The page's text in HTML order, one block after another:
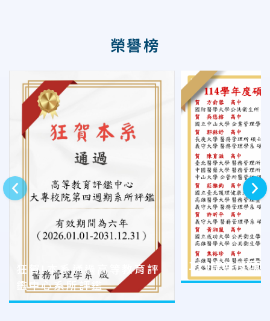
榮譽榜
上一則
狂賀!本系通過高等教育評
鑑中心系所評鑑
114學年度碩
下一則